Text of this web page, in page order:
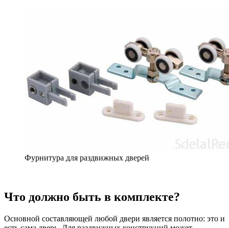
Фурнитура для раздвижных дверей
Что должно быть в комплекте?
Основной составляющей любой двери является полотно: это и